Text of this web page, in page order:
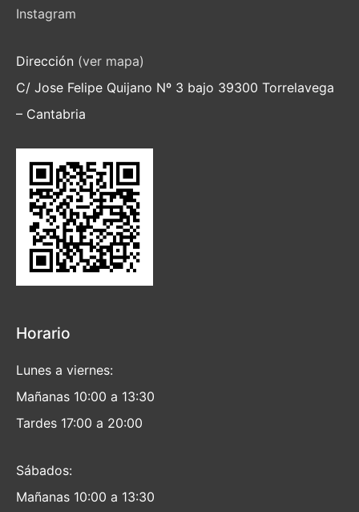
Instagram
Dirección (ver mapa)
C/ Jose Felipe Quijano Nº 3 bajo 39300 Torrelavega
– Cantabria
Horario
Lunes a viernes:
Mañanas 10:00 a 13:30
Tardes 17:00 a 20:00
Sábados:
Mañanas 10:00 a 13:30